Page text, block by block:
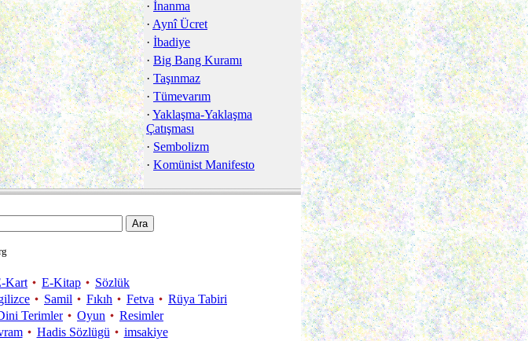
· İnanma
· Aynî Ücret
· İbadiye
· Big Bang Kuramı
· Taşınmaz
· Tümevarım
· Yaklaşma-Yaklaşma
Çatışması
· Sembolizm
· Komünist Manifesto
Kart E-Kitap
Sözlük
Samil Fıkıh Fetva
Rüya Tabiri
Terimler Oyun
Resimler
Hadis Sözlügü imsakiye